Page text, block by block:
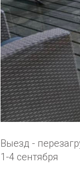
Выезд -
1-4 сентября